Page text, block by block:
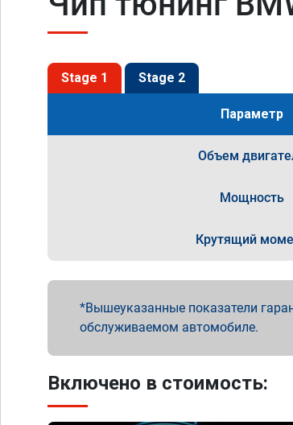
Stage 1 Stage 2
Параметр
Объем
Мощность
Крутящий
Вышеуказанные показатели
обслуживаемом автомобиле.
Включено в стоимость: